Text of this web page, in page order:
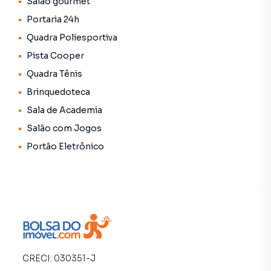
Contamos também com um time de programadores,
corretores treinados e uma central de atendimento
preparada para atender proprietários e inquilinos.
Portaria 24h
Quadra Poliesportiva
Pista Cooper
Quadra Tênis
Brinquedoteca
Sala de Academia
Salão com Jogos
Portão Eletrônico
CRECI: 030351-J